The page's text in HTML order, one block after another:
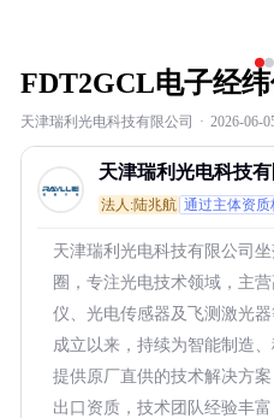
FDT2GCL电子经
天津瑞利光电科技有限公司 · 2026-06-
天津瑞利光电科技有
法人:陆兆航 通过主体资质
天津瑞利光电科技有限公司
圈，专注光电技术领域，主
仪、光电传感器及飞测激光
成立以来，持续为智能制造
提供原厂直供的技术解决方
出口资质，技术团队经验丰富